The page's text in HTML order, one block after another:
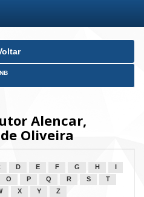
Alencar,
Oliveira
D E F G H
O P Q R S
T
X Y Z